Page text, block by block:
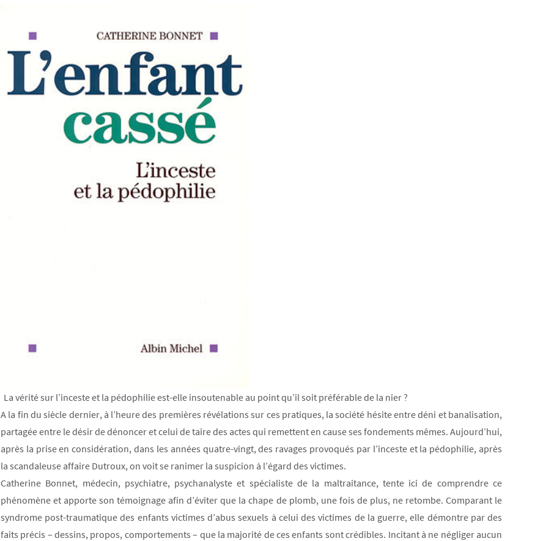
La vérité sur l’inceste et la pédophilie est-elle insoutenable au point qu’il soit préférable de la nier ?
A la fin du siècle dernier, à l’heure des premières révélations sur ces pratiques, la société hésite entre déni et banalisation,
partagée entre le désir de dénoncer et celui de taire des actes qui remettent en cause ses fondements mêmes. Aujourd’hui,
après la prise en considération, dans les années quatre-vingt, des ravages provoqués par l’inceste et la pédophilie, après
la scandaleuse affaire Dutroux, on voit se ranimer la suspicion à l’égard des victimes.
Catherine Bonnet, médecin, psychiatre, psychanalyste et spécialiste de la maltraitance, tente ici de comprendre ce
phénomène et apporte son témoignage afin d’éviter que la chape de plomb, une fois de plus, ne retombe. Comparant le
syndrome post-traumatique des enfants victimes d’abus sexuels à celui des victimes de la guerre, elle démontre par des
faits précis – dessins, propos, comportements – que la majorité de ces enfants sont crédibles. Incitant à ne négliger aucun